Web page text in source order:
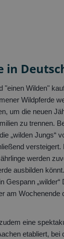
in
"einen Wilden"
Wildpferde
um die neuen
zu trennen.
„wilden Jungs“
werden
ausbilden
Gespann „wilder“
am Wochenende
eine
etabliert, bei